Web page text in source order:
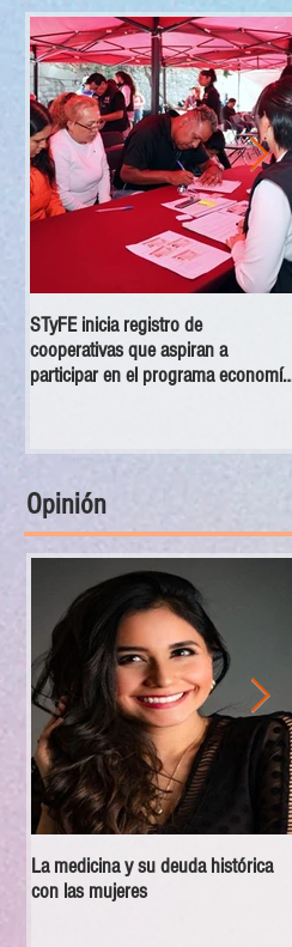
STyFE inicia registro de
cooperativas que aspiran a
participar en el programa economía
Opinión
La medicina y su deuda histórica
con las mujeres